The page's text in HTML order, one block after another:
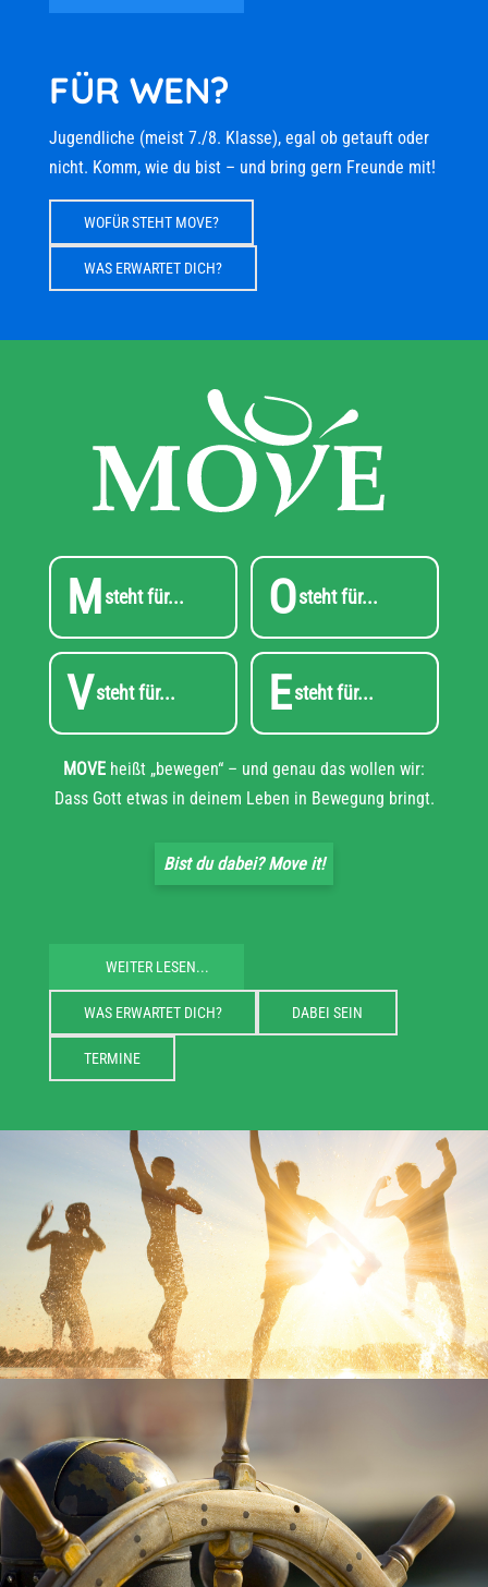
FÜR WEN?
Jugendliche (meist 7./8. Klasse), egal ob getauft oder
nicht. Komm, wie du bist – und bring gern Freunde mit!
WOFÜR STEHT MOVE?
WAS ERWARTET DICH?
Msteht für... Osteht für...
Vsteht für... Esteht für...
MOVE heißt „bewegen“ – und genau das wollen wir:
Dass Gott etwas in deinem Leben in Bewegung bringt.
Bist du dabei? Move it!
WEITER LESEN...
WAS ERWARTET DICH? DABEI SEIN
TERMINE